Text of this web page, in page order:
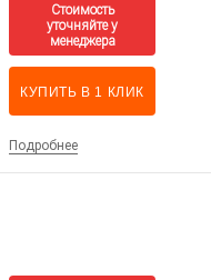
КУПИТЬ В 1 КЛИК
Подробнее